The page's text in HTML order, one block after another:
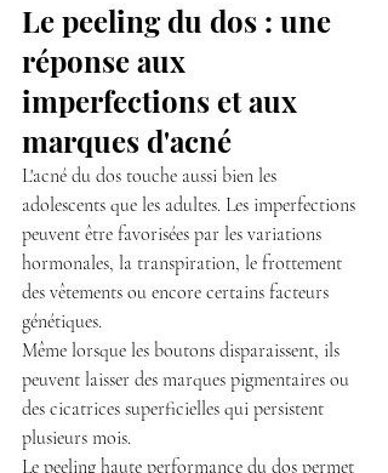
Le peeling du dos : une
réponse aux
imperfections et aux
marques d'acné
L'acné du dos touche aussi bien les
adolescents que les adultes. Les imperfections
peuvent être favorisées par les variations
hormonales, la transpiration, le frottement
des vêtements ou encore certains facteurs
génétiques.
Même lorsque les boutons disparaissent, ils
peuvent laisser des marques pigmentaires ou
des cicatrices superficielles qui persistent
plusieurs mois.
Le peeling haute performance du dos permet